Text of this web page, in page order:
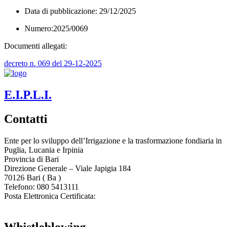
Data di pubblicazione: 29/12/2025
Numero:2025/0069
Documenti allegati:
decreto n. 069 del 29-12-2025
E.I.P.L.I.
Contatti
Ente per lo sviluppo dell’Irrigazione e la trasformazione fondiaria in
Puglia, Lucania e Irpinia
Provincia di Bari
Direzione Generale – Viale Japigia 184
70126 Bari ( Ba )
Telefono: 080 5413111
Posta Elettronica Certificata: